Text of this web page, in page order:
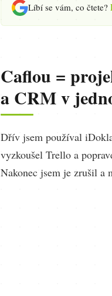
Líbí se vám, co čtete?
Caflou =
a CRM v
Dřív jsem používal
vyzkoušel Trello a
Nakonec jsem je zrušil a